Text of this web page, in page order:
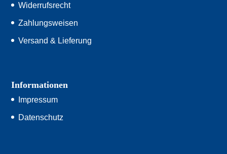
Widerrufsrecht
Zahlungsweisen
Versand & Lieferung
Informationen
Impressum
Datenschutz